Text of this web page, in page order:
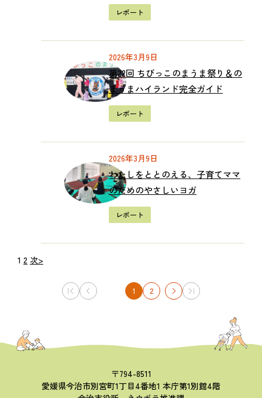
レポート
2026年3月9日
第22回 ちびっこのまうま祭り＆の
まうまハイランド完全ガイド
レポート
2026年3月9日
わたしをととのえる、子育てママ
のためのやさしいヨガ
レポート
1 2 次>
1 2
〒794-8511
愛媛県今治市別宮町1丁目4番地1 本庁第1別館4階